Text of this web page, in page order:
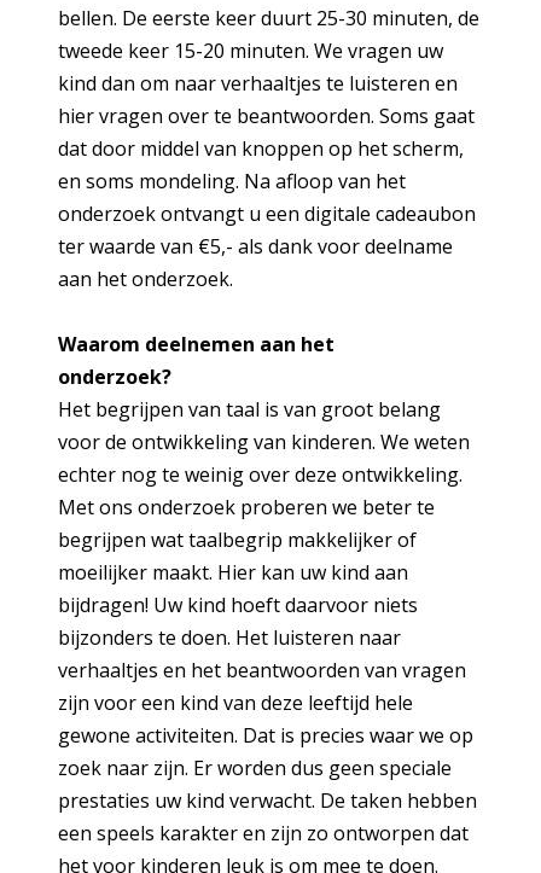
bellen. De eerste keer duurt 25-30 minuten, de
tweede keer 15-20 minuten. We vragen uw
kind dan om naar verhaaltjes te luisteren en
hier vragen over te beantwoorden. Soms gaat
dat door middel van knoppen op het scherm,
en soms mondeling. Na afloop van het
onderzoek ontvangt u een digitale cadeaubon
ter waarde van €5,- als dank voor deelname
aan het onderzoek.
Waarom deelnemen aan het
onderzoek?
Het begrijpen van taal is van groot belang
voor de ontwikkeling van kinderen. We weten
echter nog te weinig over deze ontwikkeling.
Met ons onderzoek proberen we beter te
begrijpen wat taalbegrip makkelijker of
moeilijker maakt. Hier kan uw kind aan
bijdragen! Uw kind hoeft daarvoor niets
bijzonders te doen. Het luisteren naar
verhaaltjes en het beantwoorden van vragen
zijn voor een kind van deze leeftijd hele
gewone activiteiten. Dat is precies waar we op
zoek naar zijn. Er worden dus geen speciale
prestaties uw kind verwacht. De taken hebben
een speels karakter en zijn zo ontworpen dat
het voor kinderen leuk is om mee te doen.